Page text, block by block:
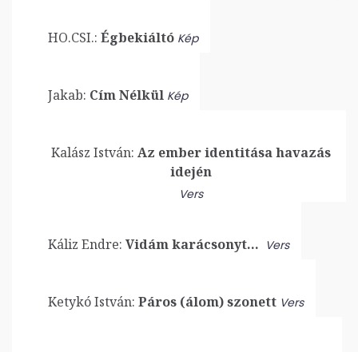
HO.CSI.: Égbekiáltó Kép
Jakab: Cím Nélkül Kép
Kalász István: Az ember identitása havazás
idején
Vers
Káliz Endre: Vidám karácsonyt… Vers
Ketykó István: Páros (álom) szonett Vers